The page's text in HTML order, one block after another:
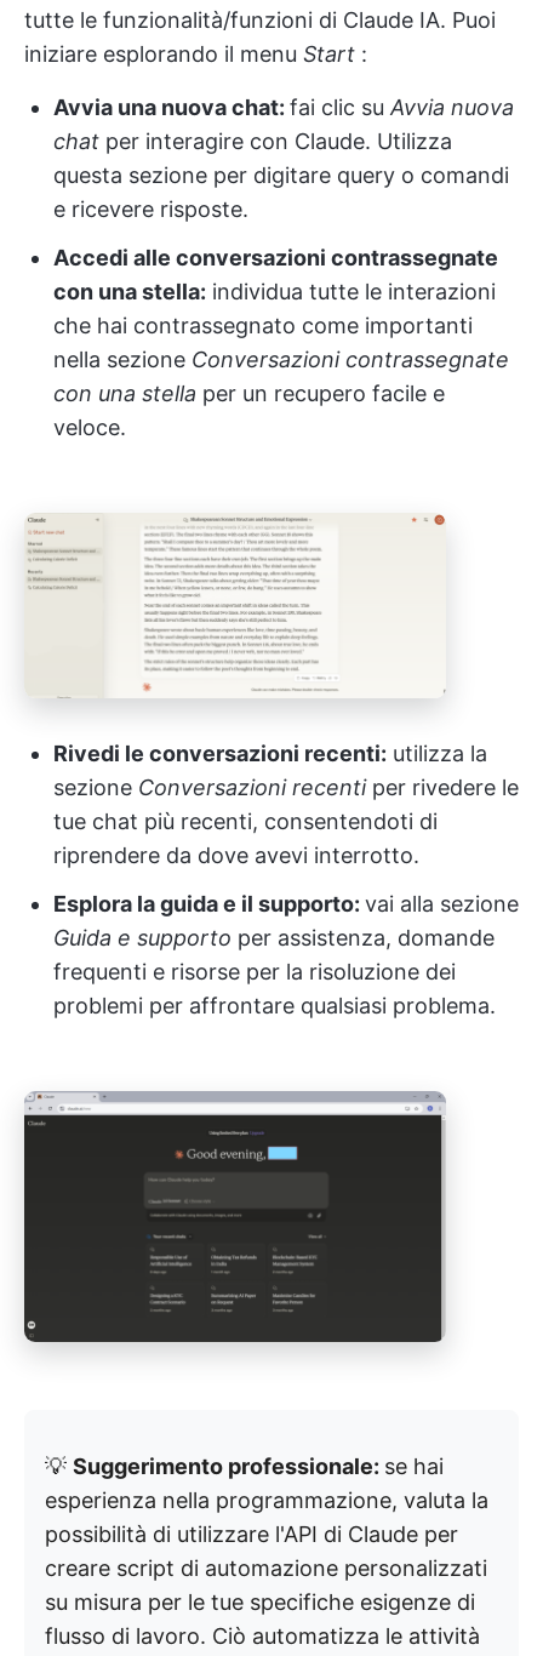
tutte le funzionalità/funzioni di Claude IA. Puoi
iniziare esplorando il menu Start :
Avvia una nuova chat: fai clic su Avvia nuova
chat per interagire con Claude. Utilizza
questa sezione per digitare query o comandi
e ricevere risposte.
Accedi alle conversazioni contrassegnate
con una stella: individua tutte le interazioni
che hai contrassegnato come importanti
nella sezione Conversazioni contrassegnate
con una stella per un recupero facile e
veloce.
Rivedi le conversazioni recenti: utilizza la
sezione Conversazioni recentiper rivedere le
tue chat più recenti, consentendoti di
riprendere da dove avevi interrotto.
Esplora la guida e il supporto: vai alla sezione
Guida e supporto per assistenza, domande
frequenti e risorse per la risoluzione dei
problemi per affrontare qualsiasi problema.
💡 Suggerimento professionale: se hai
esperienza nella programmazione, valuta la
possibilità di utilizzare l'API di Claude per
creare script di automazione personalizzati
su misura per le tue specifiche esigenze di
flusso di lavoro. Ciò automatizza le attività